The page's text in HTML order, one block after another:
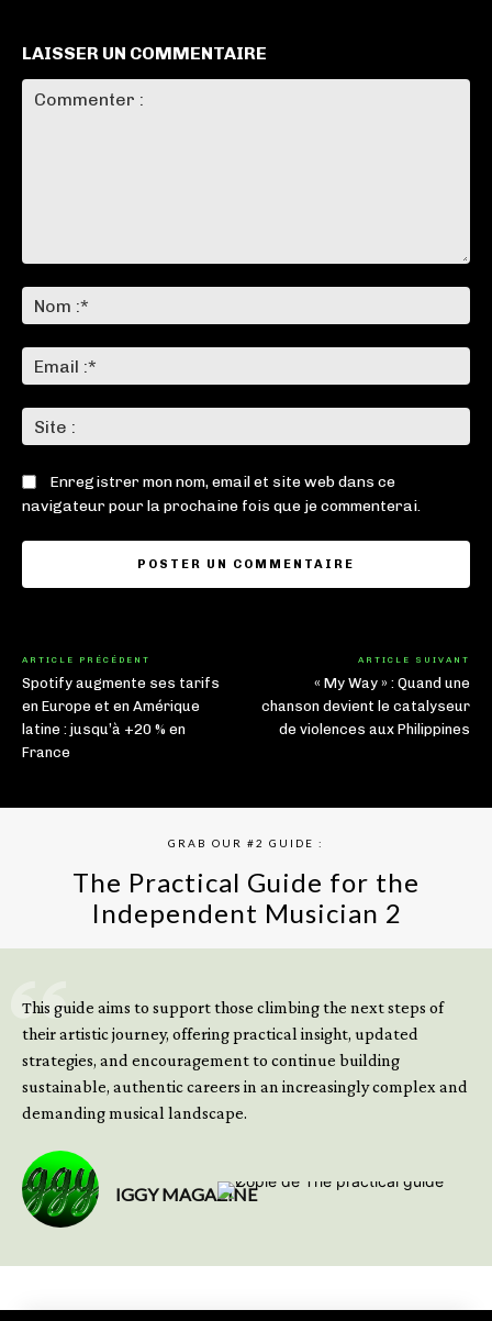
LAISSER UN COMMENTAIRE
:*
:*
:
Enregistrer mon nom, email et site web dans ce
navigateur pour la prochaine fois que je commenterai.
ARTICLE PRÉCÉDENT
Spotify augmente ses tarifs
en Europe et en Amérique
latine : jusqu’à +20 % en
France
ARTICLE SUIVANT
« My Way » : Quand une
chanson devient le catalyseur
de violences aux Philippines
GRAB OUR #2 GUIDE :
The Practical Guide for the
Independent Musician 2
This guide aims to support those climbing the next steps of
their artistic journey, offering practical insight, updated
strategies, and encouragement to continue building
sustainable, authentic careers in an increasingly complex and
demanding musical landscape.
IGGY MAGAZINE